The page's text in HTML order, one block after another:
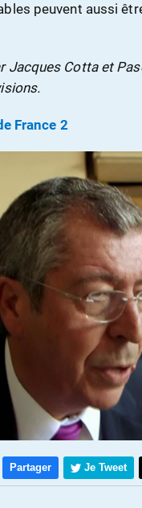
peuvent aussi
Jacques Cotta et
France 2
Partager Je Tweet